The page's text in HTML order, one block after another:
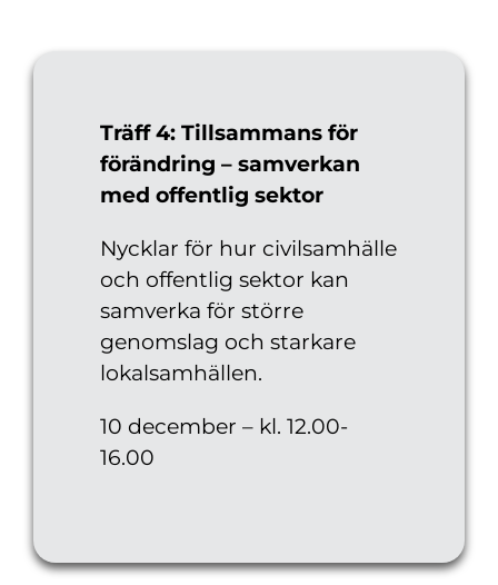
Träff 4: Tillsammans för
förändring – samverkan
med offentlig sektor
Nycklar för hur civilsamhälle
och offentlig sektor kan
samverka för större
genomslag och starkare
lokalsamhällen.
10 december – kl. 12.00-
16.00